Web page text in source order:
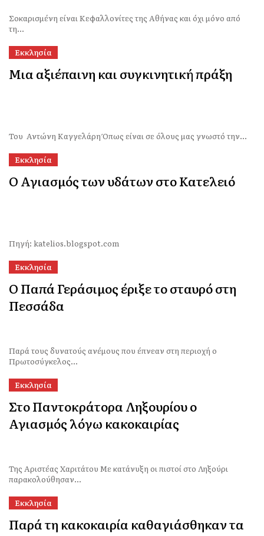
Σοκαρισμένη είναι Κεφαλλονίτες της Αθήνας και όχι μόνο από
τη...
Εκκλησία
Μια αξιέπαινη και συγκινητική πράξη
Του Αντώνη Καγγελάρη Όπως είναι σε όλους μας γνωστό την...
Εκκλησία
Ο Αγιασμός των υδάτων στο Κατελειό
Πηγή: katelios.blogspot.com
Εκκλησία
Ο Παπά Γεράσιμος έριξε το σταυρό στη
Πεσσάδα
Παρά τους δυνατούς ανέμους που έπνεαν στη περιοχή ο
Πρωτοσύγκελος...
Εκκλησία
Στο Παντοκράτορα Ληξουρίου ο
Αγιασμός λόγω κακοκαιρίας
Της Αριστέας Χαριτάτου Με κατάνυξη οι πιστοί στο Ληξούρι
παρακολούθησαν...
Εκκλησία
Παρά τη κακοκαιρία καθαγιάσθηκαν τα